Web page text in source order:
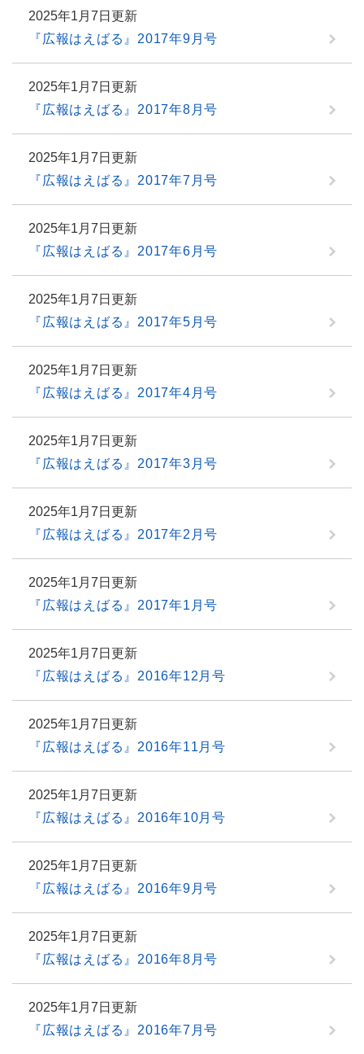
2025年1月7日更新
『広報はえばる』2017年9月号
2025年1月7日更新
『広報はえばる』2017年8月号
2025年1月7日更新
『広報はえばる』2017年7月号
2025年1月7日更新
『広報はえばる』2017年6月号
2025年1月7日更新
『広報はえばる』2017年5月号
2025年1月7日更新
『広報はえばる』2017年4月号
2025年1月7日更新
『広報はえばる』2017年3月号
2025年1月7日更新
『広報はえばる』2017年2月号
2025年1月7日更新
『広報はえばる』2017年1月号
2025年1月7日更新
『広報はえばる』2016年12月号
2025年1月7日更新
『広報はえばる』2016年11月号
2025年1月7日更新
『広報はえばる』2016年10月号
2025年1月7日更新
『広報はえばる』2016年9月号
2025年1月7日更新
『広報はえばる』2016年8月号
2025年1月7日更新
『広報はえばる』2016年7月号